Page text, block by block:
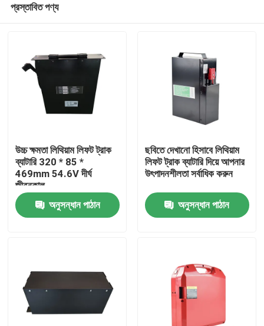
পণ্য
প্রস্তাবিত পণ্য
উচ্চ ক্ষমতা লিথিয়াম লিফট ট্রাক
ব্যাটারি 320 * 85 *
469mm 54.6V দীর্ঘ
জীবনকাল
অনুসন্ধান পাঠান
ছবিতে দেখানো হিসাবে লিথিয়াম
লিফট ট্রাক ব্যাটারি দিয়ে আপনার
উৎপাদনশীলতা সর্বাধিক করুন
অনুসন্ধান পাঠান